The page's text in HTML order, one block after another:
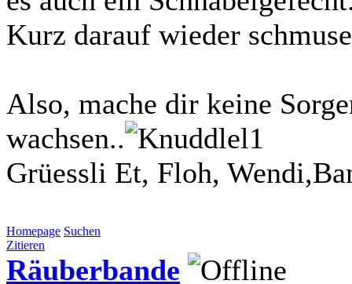
Kurz darauf wieder
Also, mache dir keine
wachsen..
Grüessli Et, Floh,
Homepage Suchen
Zitieren
Räuberbande